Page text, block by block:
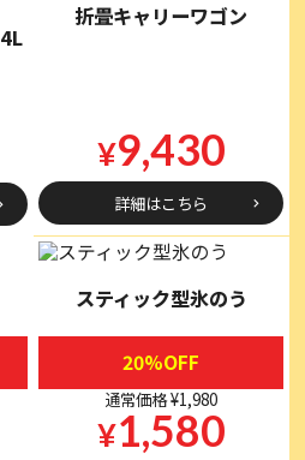
折畳キャリーワゴン
¥9,430
詳細はこちら
スティック型氷のう
20%OFF
通常価格 ¥1,980
¥1,580